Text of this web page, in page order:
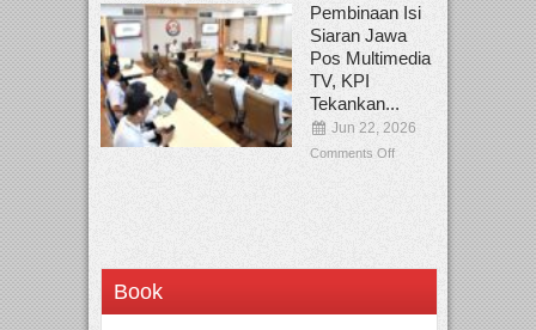
Pembinaan Isi
Siaran Jawa
Pos Multimedia
TV, KPI
Tekankan...
Jun 22, 2026
Comments Off
Book